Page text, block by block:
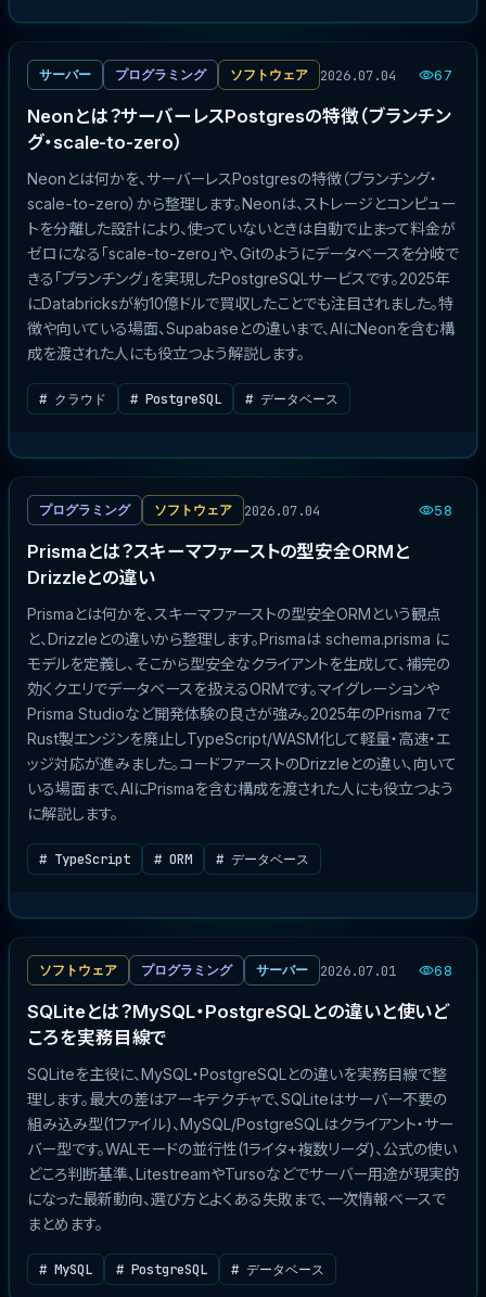
サーバー プログラミング ソフトウェア 2026.07.04 67
Neonとは？サーバーレスPostgresの特徴（ブランチン
グ・scale-to-zero）
Neonとは何かを、サーバーレスPostgresの特徴（ブランチング・
scale-to-zero）から整理します。Neonは、ストレージとコンピュー
トを分離した設計により、使っていないときは自動で止まって料金が
ゼロになる「scale-to-zero」や、Gitのようにデータベースを分岐で
きる「ブランチング」を実現したPostgreSQLサービスです。2025年
にDatabricksが約10億ドルで買収したことでも注目されました。特
徴や向いている場面、Supabaseとの違いまで、AIにNeonを含む構
成を渡された人にも役立つよう解説します。
# クラウド # PostgreSQL # データベース
プログラミング ソフトウェア 2026.07.04 58
Prismaとは？スキーマファーストの型安全ORMと
Drizzleとの違い
Prismaとは何かを、スキーマファーストの型安全ORMという観点
と、Drizzleとの違いから整理します。Prismaは schema.prisma に
モデルを定義し、そこから型安全なクライアントを生成して、補完の
効くクエリでデータベースを扱えるORMです。マイグレーションや
Prisma Studioなど開発体験の良さが強み。2025年のPrisma 7で
Rust製エンジンを廃止しTypeScript/WASM化して軽量・高速・エ
ッジ対応が進みました。コードファーストのDrizzleとの違い、向いて
いる場面まで、AIにPrismaを含む構成を渡された人にも役立つよう
に解説します。
# TypeScript # ORM # データベース
ソフトウェア プログラミング サーバー 2026.07.01 68
SQLiteとは？MySQL・PostgreSQLとの違いと使いど
ころを実務目線で
SQLiteを主役に、MySQL・PostgreSQLとの違いを実務目線で整
理します。最大の差はアーキテクチャで、SQLiteはサーバー不要の
組み込み型(1ファイル)、MySQL/PostgreSQLはクライアント・サー
バー型です。WALモードの並行性(1ライタ+複数リーダ)、公式の使い
どころ判断基準、LitestreamやTursoなどでサーバー用途が現実的
になった最新動向、選び方とよくある失敗まで、一次情報ベースで
まとめます。
# MySQL # PostgreSQL # データベース